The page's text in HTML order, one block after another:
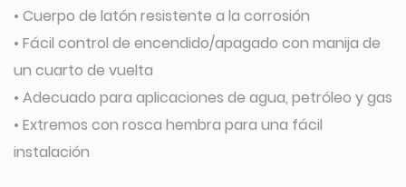
• Cuerpo de latón resistente a la corrosión
• Fácil control de encendido/apagado con manija de
un cuarto de vuelta
• Adecuado para aplicaciones de agua, petróleo y gas
• Extremos con rosca hembra para una fácil
instalación